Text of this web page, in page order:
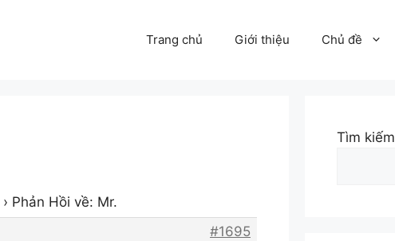
Trang chủ Giới thiệu Chủ đề
› Phản Hồi về: Mr.
#1695
Tìm kiếm